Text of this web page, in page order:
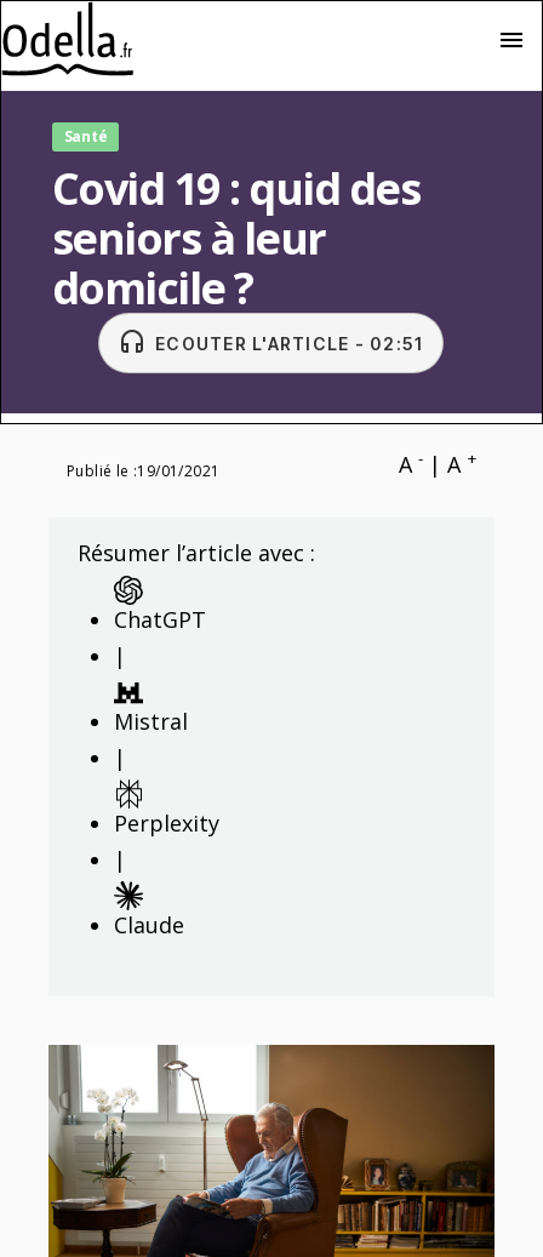
menu
Santé
Covid 19 : quid des
seniors à leur
domicile ?
headset ECOUTER L'ARTICLE - 02:51
Publié le :19/01/2021 A - | A +
Résumer l’article avec :
ChatGPT
|
Mistral
|
Perplexity
|
Claude